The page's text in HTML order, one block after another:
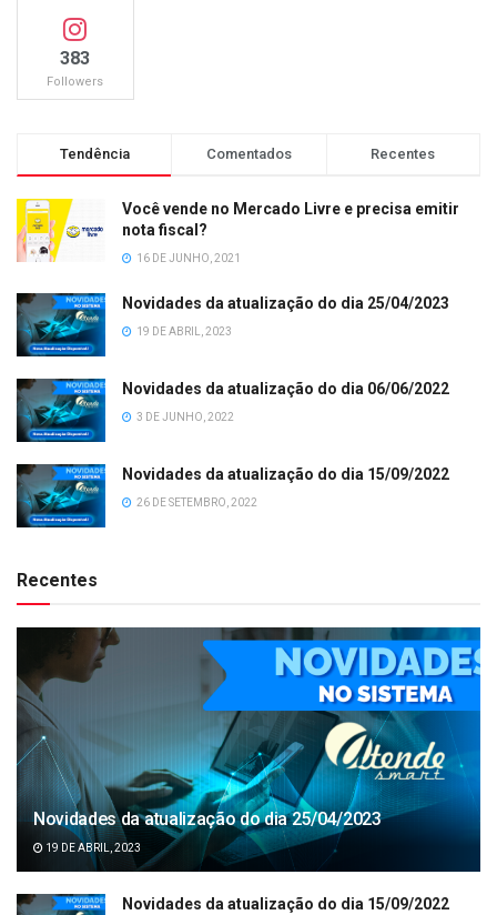
383
Followers
Tendência Comentados Recentes
Você vende no Mercado Livre e precisa emitir
nota fiscal?
16 DE JUNHO, 2021
Novidades da atualização do dia 25/04/2023
19 DE ABRIL, 2023
Novidades da atualização do dia 06/06/2022
3 DE JUNHO, 2022
Novidades da atualização do dia 15/09/2022
26 DE SETEMBRO, 2022
Recentes
Novidades da atualização do dia 25/04/2023
19 DE ABRIL, 2023
Novidades da atualização do dia 15/09/2022